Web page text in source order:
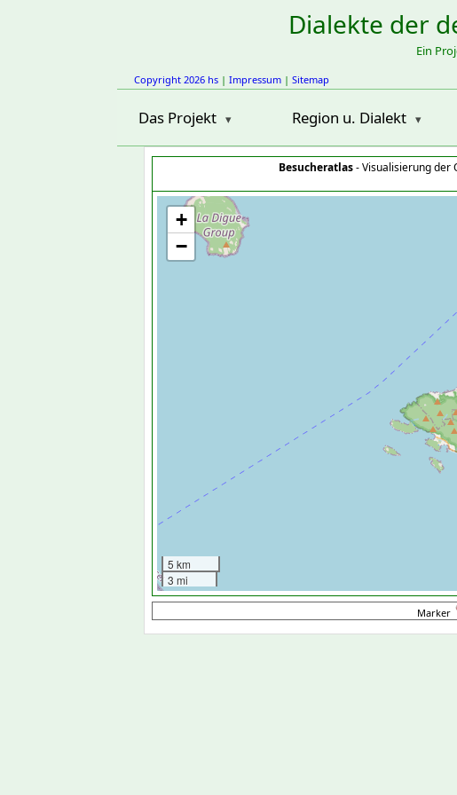
Dialekte der
Ein
Copyright 2026 hs | Impressum | Sitemap
Das Projekt Region u. Dialekt
Besucheratlas- Visualisierung der
+
−
5 km
3 mi
Marker